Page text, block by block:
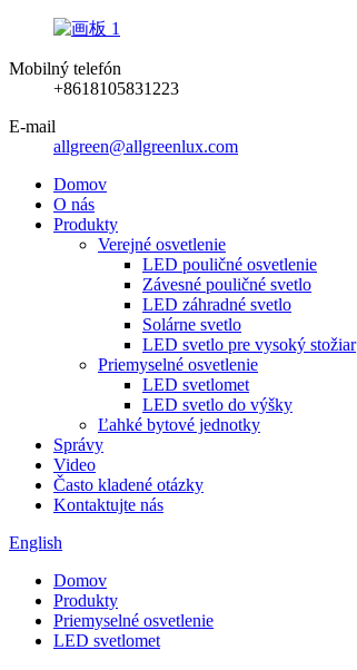
Mobilný telefón
+8618105831223
E-mail
allgreen@allgreenlux.com
Domov
O nás
Produkty
Verejné osvetlenie
LED pouličné osvetlenie
Závesné pouličné svetlo
LED záhradné svetlo
Solárne svetlo
LED svetlo pre vysoký stožiar
Priemyselné osvetlenie
LED svetlomet
LED svetlo do výšky
Ľahké bytové jednotky
Správy
Video
Často kladené otázky
Kontaktujte nás
English
Domov
Produkty
Priemyselné osvetlenie
LED svetlomet